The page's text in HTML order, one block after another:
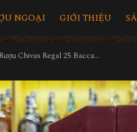
NGOẠI GIỚI THIỆU
Rượu Chivas Regal 25 Baccarat Chairman’s Reserve II